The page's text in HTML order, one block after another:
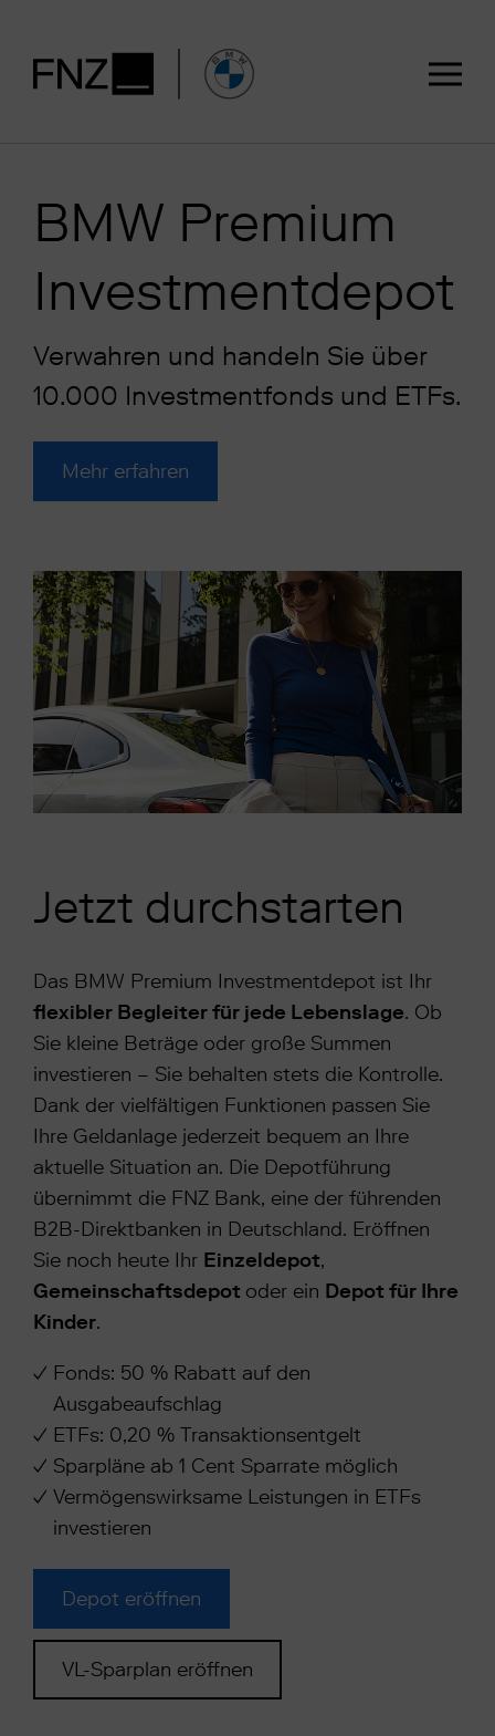
BMW Premium
Investmentdepot
Verwahren und handeln Sie über
10.000 Investmentfonds und ETFs.
Mehr erfahren
Jetzt durchstarten
Das BMW Premium Investmentdepot ist Ihr
flexibler Begleiter für jede Lebenslage. Ob
Sie kleine Beträge oder große Summen
investieren – Sie behalten stets die Kontrolle.
Dank der vielfältigen Funktionen passen Sie
Ihre Geldanlage jederzeit bequem an Ihre
aktuelle Situation an. Die Depotführung
übernimmt die FNZ Bank, eine der führenden
B2B-Direktbanken in Deutschland. Eröffnen
Sie noch heute Ihr Einzeldepot,
Gemeinschaftsdepot oder ein Depot für Ihre
Kinder.
Fonds: 50 % Rabatt auf den
Ausgabeaufschlag
ETFs: 0,20 % Transaktionsentgelt
Sparpläne ab 1 Cent Sparrate möglich
Vermögenswirksame Leistungen in ETFs
investieren
Depot eröffnen
VL-Sparplan eröffnen